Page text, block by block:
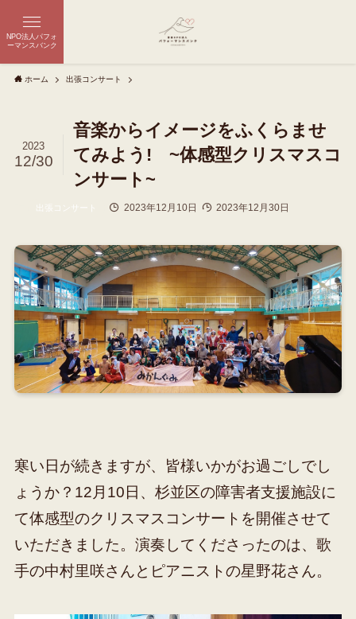
NPO法人パフォ
ーマンスバンク
ホーム 出張コンサート
音楽からイメージをふくらませ
てみよう! ~体感型クリスマスコ
ンサート~
2023
12/30
出張コンサート 2023年12月10日 2023年12月30日
寒い日が続きますが、皆様いかがお過ごしでし
ょうか？12月10日、杉並区の障害者支援施設に
て体感型のクリスマスコンサートを開催させて
いただきました。演奏してくださったのは、歌
手の中村里咲さんとピアニストの星野花さん。